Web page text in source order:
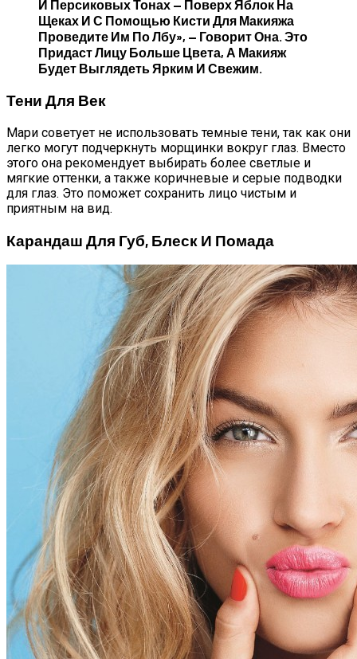
И Персиковых Тонах — Поверх Яблок На
Щеках И С Помощью Кисти Для Макияжа
Проведите Им По Лбу», — Говорит Она. Это
Придаст Лицу Больше Цвета, А Макияж
Будет Выглядеть Ярким И Свежим.
Тени Для Век
Мари советует не использовать темные тени, так как они
легко могут подчеркнуть морщинки вокруг глаз. Вместо
этого она рекомендует выбирать более светлые и
мягкие оттенки, а также коричневые и серые подводки
для глаз. Это поможет сохранить лицо чистым и
приятным на вид.
Карандаш Для Губ, Блеск И Помада